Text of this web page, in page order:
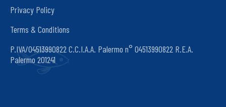
Privacy Policy
Terms & Conditions
P.IVA/04513990822 C.C.I.A.A. Palermo n° 04513990822 R.E.A.
Palermo 201241